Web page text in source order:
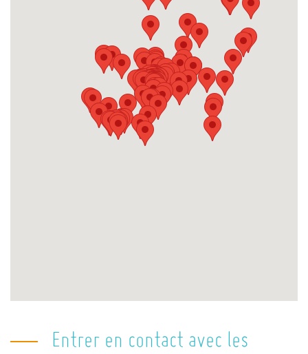
Entrer en contact avec les